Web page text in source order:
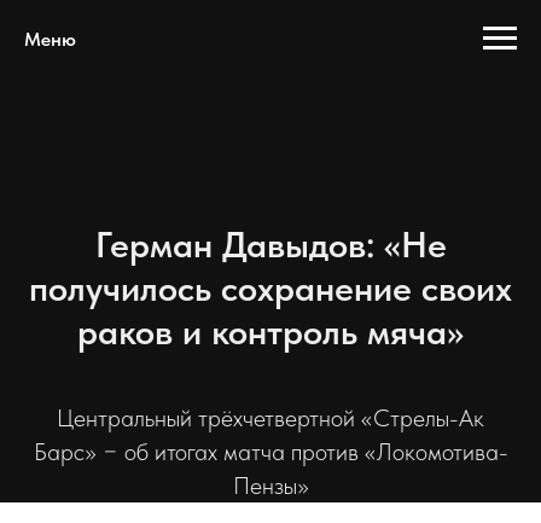
Меню
Герман Давыдов: «Не
получилось сохранение своих
раков и контроль мяча»
Центральный трёхчетвертной «Стрелы-Ак
Барс» − об итогах матча против «Локомотива-
Пензы»